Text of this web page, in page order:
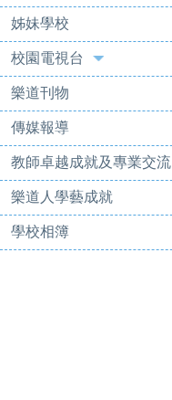
姊妹學校
校園電視台
樂道刊物
傳媒報導
教師卓越成就及專業交流
樂道人學藝成就
學校相簿